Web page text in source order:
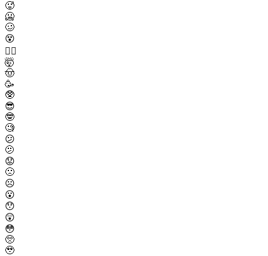
🥵
🥶
🥴
😵
😵‍💫
🤯
🤠
🥳
🥸
😎
🤓
🧐
😕
🫤
😟
🙁
☹️
😮
😯
😲
😳
🥺
🥹